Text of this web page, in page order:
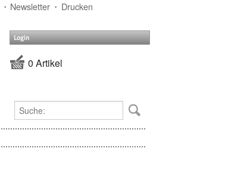
Newsletter Drucken
Login
0 Artikel